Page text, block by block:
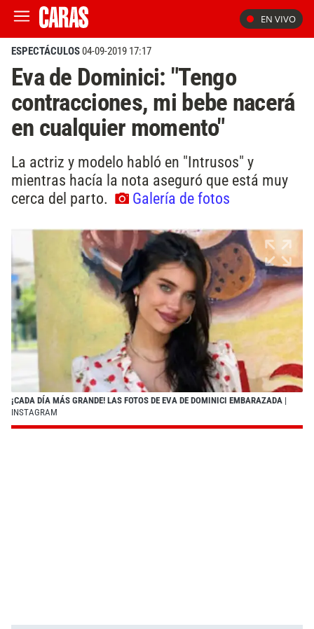
EN VIVO
ESPECTÁCULOS04-09-2019 17:17
Eva de Dominici: "Tengo
contracciones, mi bebe nacerá
en cualquier momento"
La actriz y modelo habló en "Intrusos" y
mientras hacía la nota aseguró que está muy
cerca del parto.
Galería de fotos
¡CADA DÍA MÁS GRANDE! LAS FOTOS DE EVA DE DOMINICI EMBARAZADA |
INSTAGRAM